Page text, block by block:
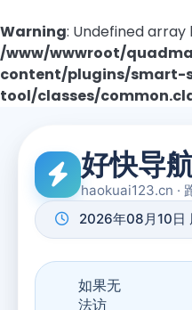
Warning: Undefined array
/www/wwwroot/
content/plugins/smart-
tool/classes/